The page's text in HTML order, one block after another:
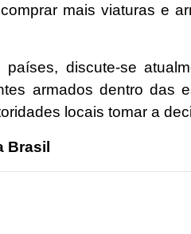
mais viaturas e
discute-se
armados dentro das
locais tomar a
Brasil